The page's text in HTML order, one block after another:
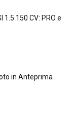
1.5 150 CV: PRO e
in Anteprima